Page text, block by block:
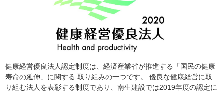
健康経営優良法人認定制度は、経済産業省が推進する「国民の健康
寿命の延伸」に関する 取り組みの一つです。 優良な健康経営に取
り組む法人を表彰する制度であり、南生建設では2019年度の認定に